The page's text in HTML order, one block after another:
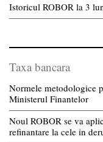
Istoricul ROBOR la 3
Taxa bancara
Normele metodologice
Ministerul Finantelor
Noul ROBOR se va
refinantare la cele in